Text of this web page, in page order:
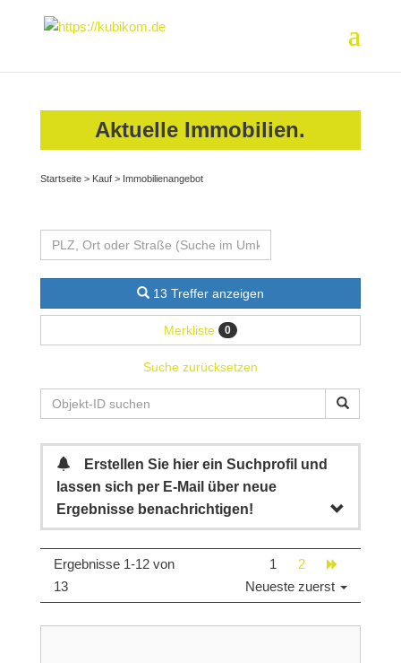
Aktuelle Immobilien.
Startseite> Kauf> Immobilienangebot
13 Treffer anzeigen
Merkliste 0
Suche zurücksetzen
Erstellen Sie hier ein Suchprofil und
lassen sich per E-Mail über neue
Ergebnisse benachrichtigen!
Ergebnisse 1-12 von
13
1
2
Neueste zuerst